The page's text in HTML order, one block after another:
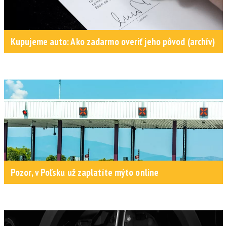
Kupujeme auto: Ako zadarmo overiť jeho pôvod (archív)
Pozor, v Poľsku už zaplatíte mýto online